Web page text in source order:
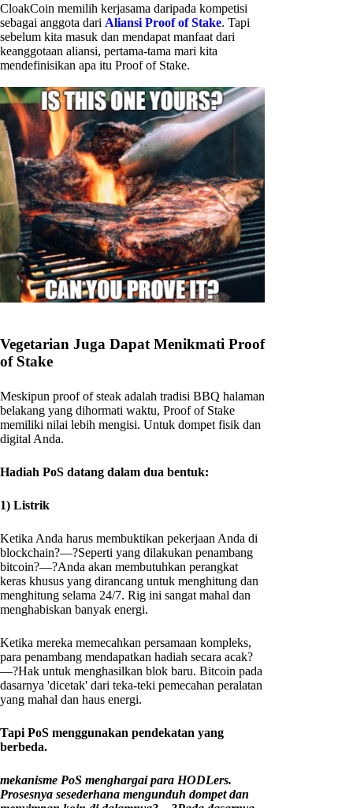
CloakCoin memilih kerjasama daripada kompetisi
sebagai anggota dari Aliansi Proof of Stake. Tapi
sebelum kita masuk dan mendapat manfaat dari
keanggotaan aliansi, pertama-tama mari kita
mendefinisikan apa itu Proof of Stake.
Vegetarian Juga Dapat Menikmati Proof
of Stake
Meskipun proof of steak adalah tradisi BBQ halaman
belakang yang dihormati waktu, Proof of Stake
memiliki nilai lebih mengisi. Untuk dompet fisik dan
digital Anda.
Hadiah PoS datang dalam dua bentuk:
1) Listrik
Ketika Anda harus membuktikan pekerjaan Anda di
blockchain?—?Seperti yang dilakukan penambang
bitcoin?—?Anda akan membutuhkan perangkat
keras khusus yang dirancang untuk menghitung dan
menghitung selama 24/7. Rig ini sangat mahal dan
menghabiskan banyak energi.
Ketika mereka memecahkan persamaan kompleks,
para penambang mendapatkan hadiah secara acak?
—?Hak untuk menghasilkan blok baru. Bitcoin pada
dasarnya 'dicetak' dari teka-teki pemecahan peralatan
yang mahal dan haus energi.
Tapi PoS menggunakan pendekatan yang
berbeda.
mekanisme PoS menghargai para HODLers.
Prosesnya sesederhana mengunduh dompet dan